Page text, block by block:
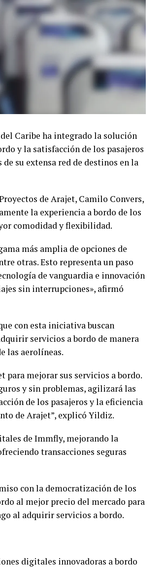
Caribe ha integrado la solución
y la satisfacción de los pasajeros
su extensa red de destinos en la
de Arajet, Camilo Convers,
la experiencia a bordo de los
comodidad y flexibilidad.
más amplia de opciones de
otras. Esto representa un paso
de vanguardia e innovación
sin interrupciones», afirmó
con esta iniciativa buscan
servicios a bordo de manera
las aerolíneas.
para mejorar sus servicios a bordo.
y sin problemas, agilizará las
de los pasajeros y la eficiencia
de Arajet”, explicó Yildiz.
de Immfly, mejorando la
transacciones seguras
con la democratización de los
al mejor precio del mercado para
al adquirir servicios a bordo.
digitales innovadoras a bordo